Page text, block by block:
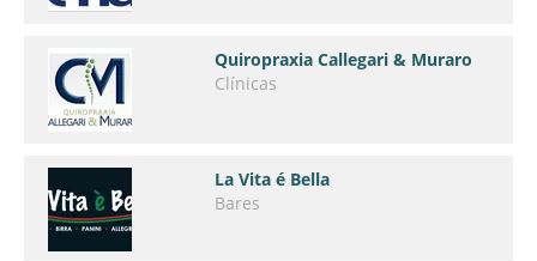
Quiropraxia Callegari & Muraro
Clínicas
La Vita é Bella
Bares